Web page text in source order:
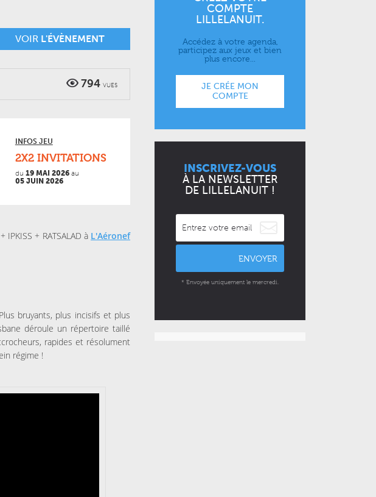
VOIR L'ÉVÈNEMENT
794 VUES
INFOS JEU
2X2 INVITATIONS
du 19 MAI 2026au
05 JUIN 2026
+ RATSALAD à L'Aéronef
bruyants, plus incisifs et plus
déroule un répertoire taillé
rapides et résolument
régime !
COMPTE
LILLELANUIT.
Accédez à votre agenda,
participez aux jeux et bien
plus encore...
JE CRÉE MON
COMPTE
INSCRIVEZ-VOUS
À LA NEWSLETTER
DE LILLELANUIT !
ENVOYER
* Envoyée uniquement le mercredi.